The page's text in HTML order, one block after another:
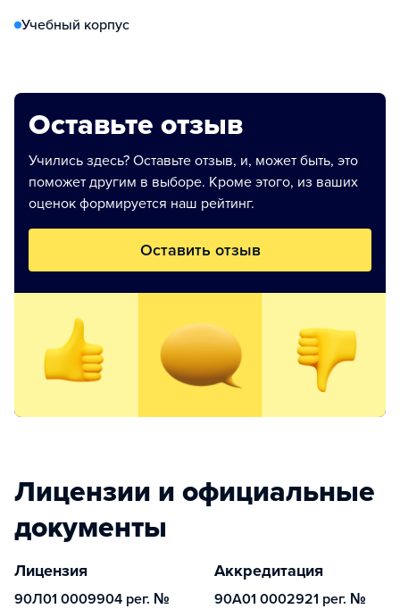
Учебный корпус
Оставьте отзыв
Учились здесь? Оставьте отзыв, и, может быть, это
поможет другим в выборе. Кроме этого, из ваших
оценок формируется наш рейтинг.
Оставить отзыв
Лицензии и официальные
документы
Лицензия
90Л01 0009904 рег. №
Аккредитация
90А01 0002921 рег. №